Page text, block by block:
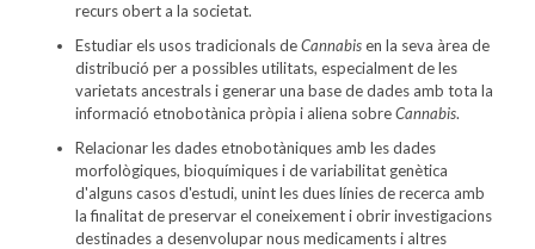
recurs obert a la societat.
Estudiar els usos tradicionals deCannabisen la seva àrea de
distribució per a possibles utilitats, especialment de les
varietats ancestrals i generar una base de dades amb tota la
informació etnobotànica pròpia i aliena sobreCannabis.
Relacionar les dades etnobotàniques amb les dades
morfològiques, bioquímiques i de variabilitat genètica
d'alguns casos d'estudi, unint les dues línies de recerca amb
la finalitat de preservar el coneixement i obrir investigacions
destinades a desenvolupar nous medicaments i altres